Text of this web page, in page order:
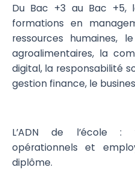
Du Bac +3 au Bac +5,
formations en
ressources humaines,
agroalimentaires, la
digital, la responsabilité
gestion finance, le
L’ADN de l’école :
opérationnels et
diplôme.